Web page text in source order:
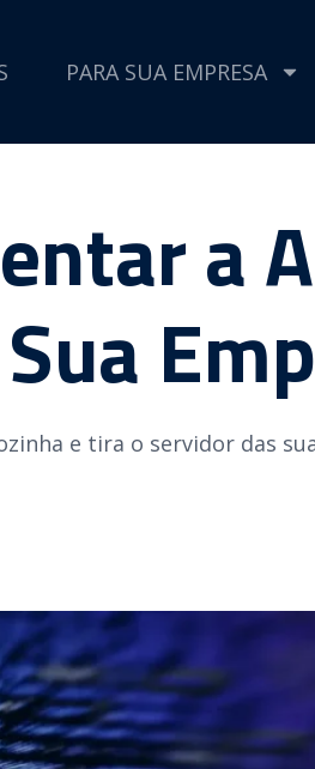
PARA SUA EMPRESA
a
e tira o servidor das